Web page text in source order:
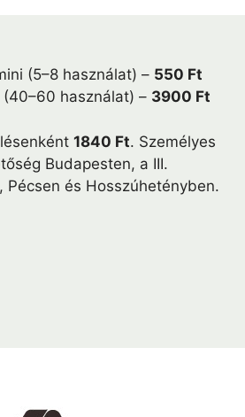
(5–8 használat) – 550 Ft
(40–60 használat) – 3900 Ft
1840 Ft. Személyes
Budapesten, a III.
Pécsen és Hosszúhetényben.